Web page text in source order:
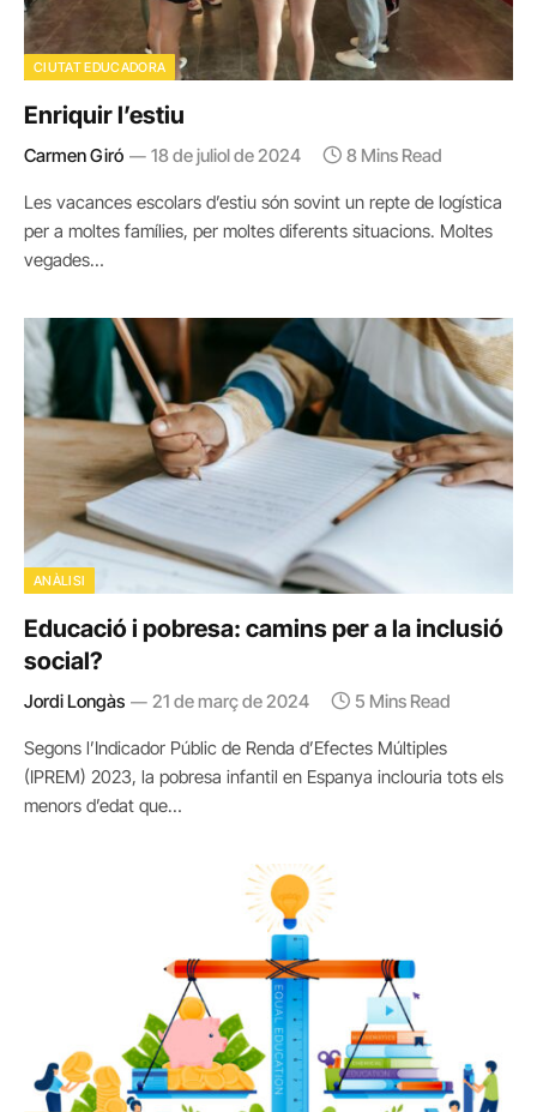
CIUTAT EDUCADORA
Enriquir l’estiu
Carmen Giró 18 de juliol de 2024 8 Mins Read
Les vacances escolars d’estiu són sovint un repte de logística
per a moltes famílies, per moltes diferents situacions. Moltes
vegades…
ANÀLISI
Educació i pobresa: camins per a la inclusió
social?
Jordi Longàs 21 de març de 2024 5 Mins Read
Segons l’Indicador Públic de Renda d’Efectes Múltiples
(IPREM) 2023, la pobresa infantil en Espanya inclouria tots els
menors d’edat que…